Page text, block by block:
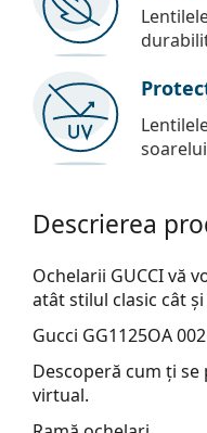
Descrierea
Ochelarii GUCCI vă
atât stilul clasic cât
Gucci GG1125OA
Descoperă cum ți
virtual.